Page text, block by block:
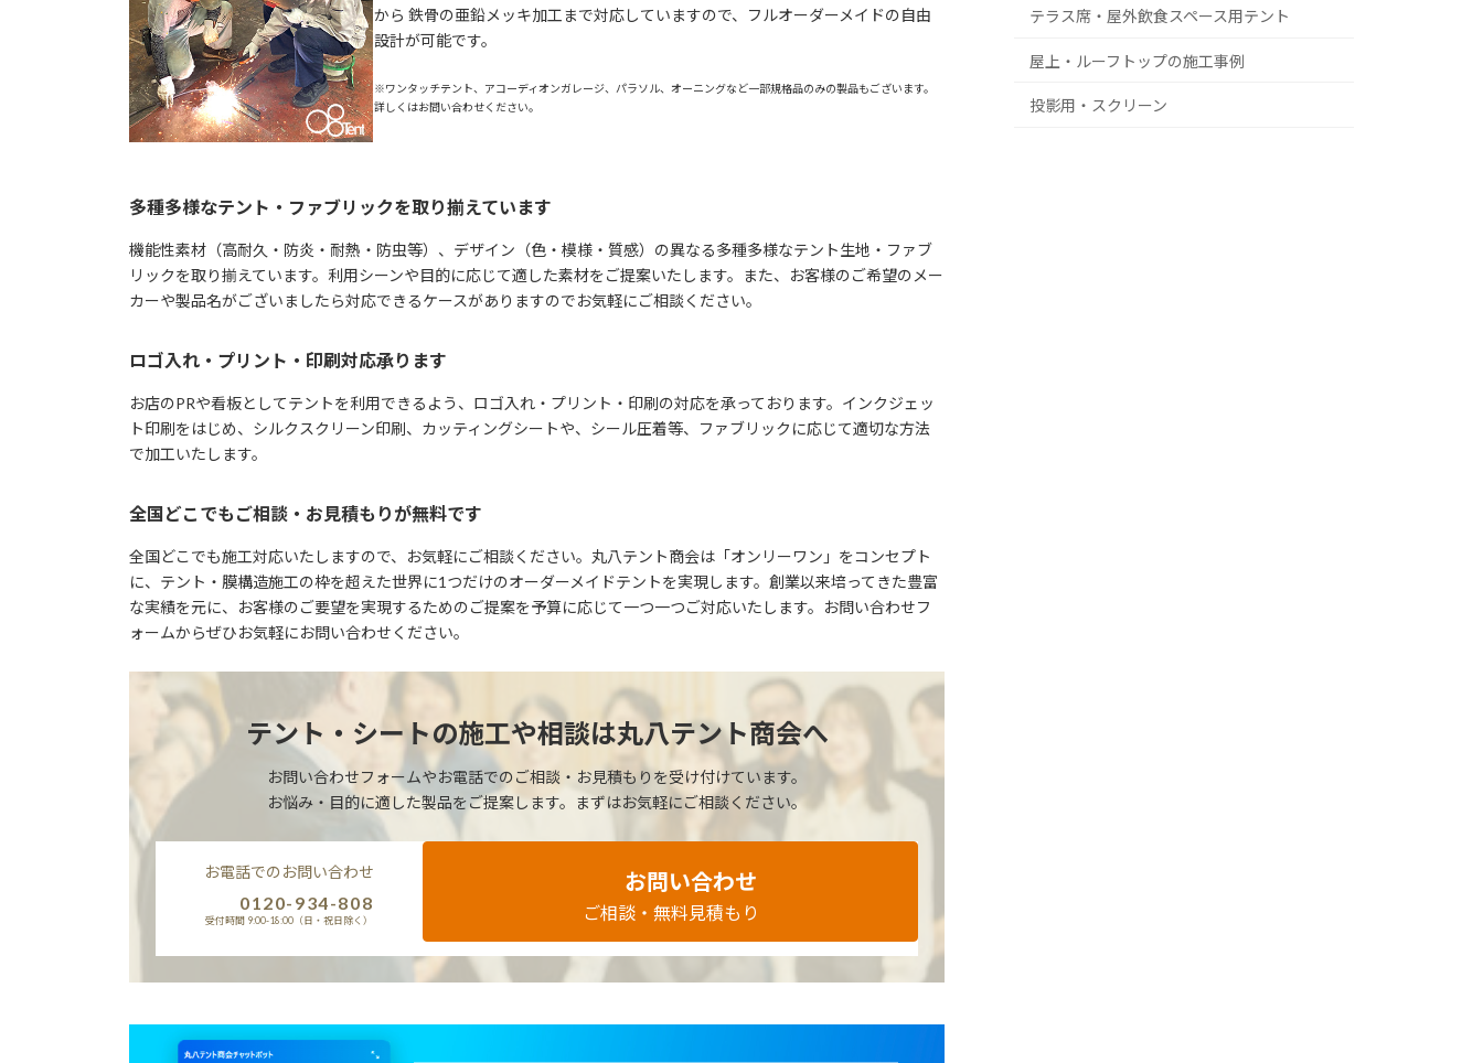
から 鉄骨の亜鉛メッキ加工まで対応していますので、フルオーダーメイドの自由
設計が可能です。
※ワンタッチテント、アコーディオンガレージ、パラソル、オーニングなど一部規格品のみの製品もございます。
詳しくはお問い合わせください。
多種多様なテント・ファブリックを取り揃えています
機能性素材（高耐久・防炎・耐熱・防虫等）、デザイン（色・模様・質感）の異なる多種多様なテント生地・ファブ
リックを取り揃えています。利用シーンや目的に応じて適した素材をご提案いたします。また、お客様のご希望のメー
カーや製品名がございましたら対応できるケースがありますのでお気軽にご相談ください。
ロゴ入れ・プリント・印刷対応承ります
お店のPRや看板としてテントを利用できるよう、ロゴ入れ・プリント・印刷の対応を承っております。インクジェッ
ト印刷をはじめ、シルクスクリーン印刷、カッティングシートや、シール圧着等、ファブリックに応じて適切な方法
で加工いたします。
全国どこでもご相談・お見積もりが無料です
全国どこでも施工対応いたしますので、お気軽にご相談ください。丸八テント商会は「オンリーワン」をコンセプト
に、テント・膜構造施工の枠を超えた世界に1つだけのオーダーメイドテントを実現します。創業以来培ってきた豊富
な実績を元に、お客様のご要望を実現するためのご提案を予算に応じて一つ一つご対応いたします。お問い合わせフ
ォームからぜひお気軽にお問い合わせください。
テント・シートの施工や相談は丸八テント商会へ
お問い合わせフォームやお電話での ご相談・お見積もりを受け付けています。
お悩み・目的に適した製品をご提案します。
まずはお気軽にご相談ください。
お電話でのお問い合わせ
0120-934-808
受付時間 9:00-18:00（日・祝日除く）
お問い合わせ
ご相談・無料見積もり
テラス席・屋外飲食スペース用テント
屋上・ルーフトップの施工事例
投影用・スクリーン